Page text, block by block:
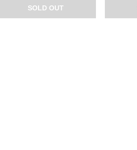
SOLD OUT